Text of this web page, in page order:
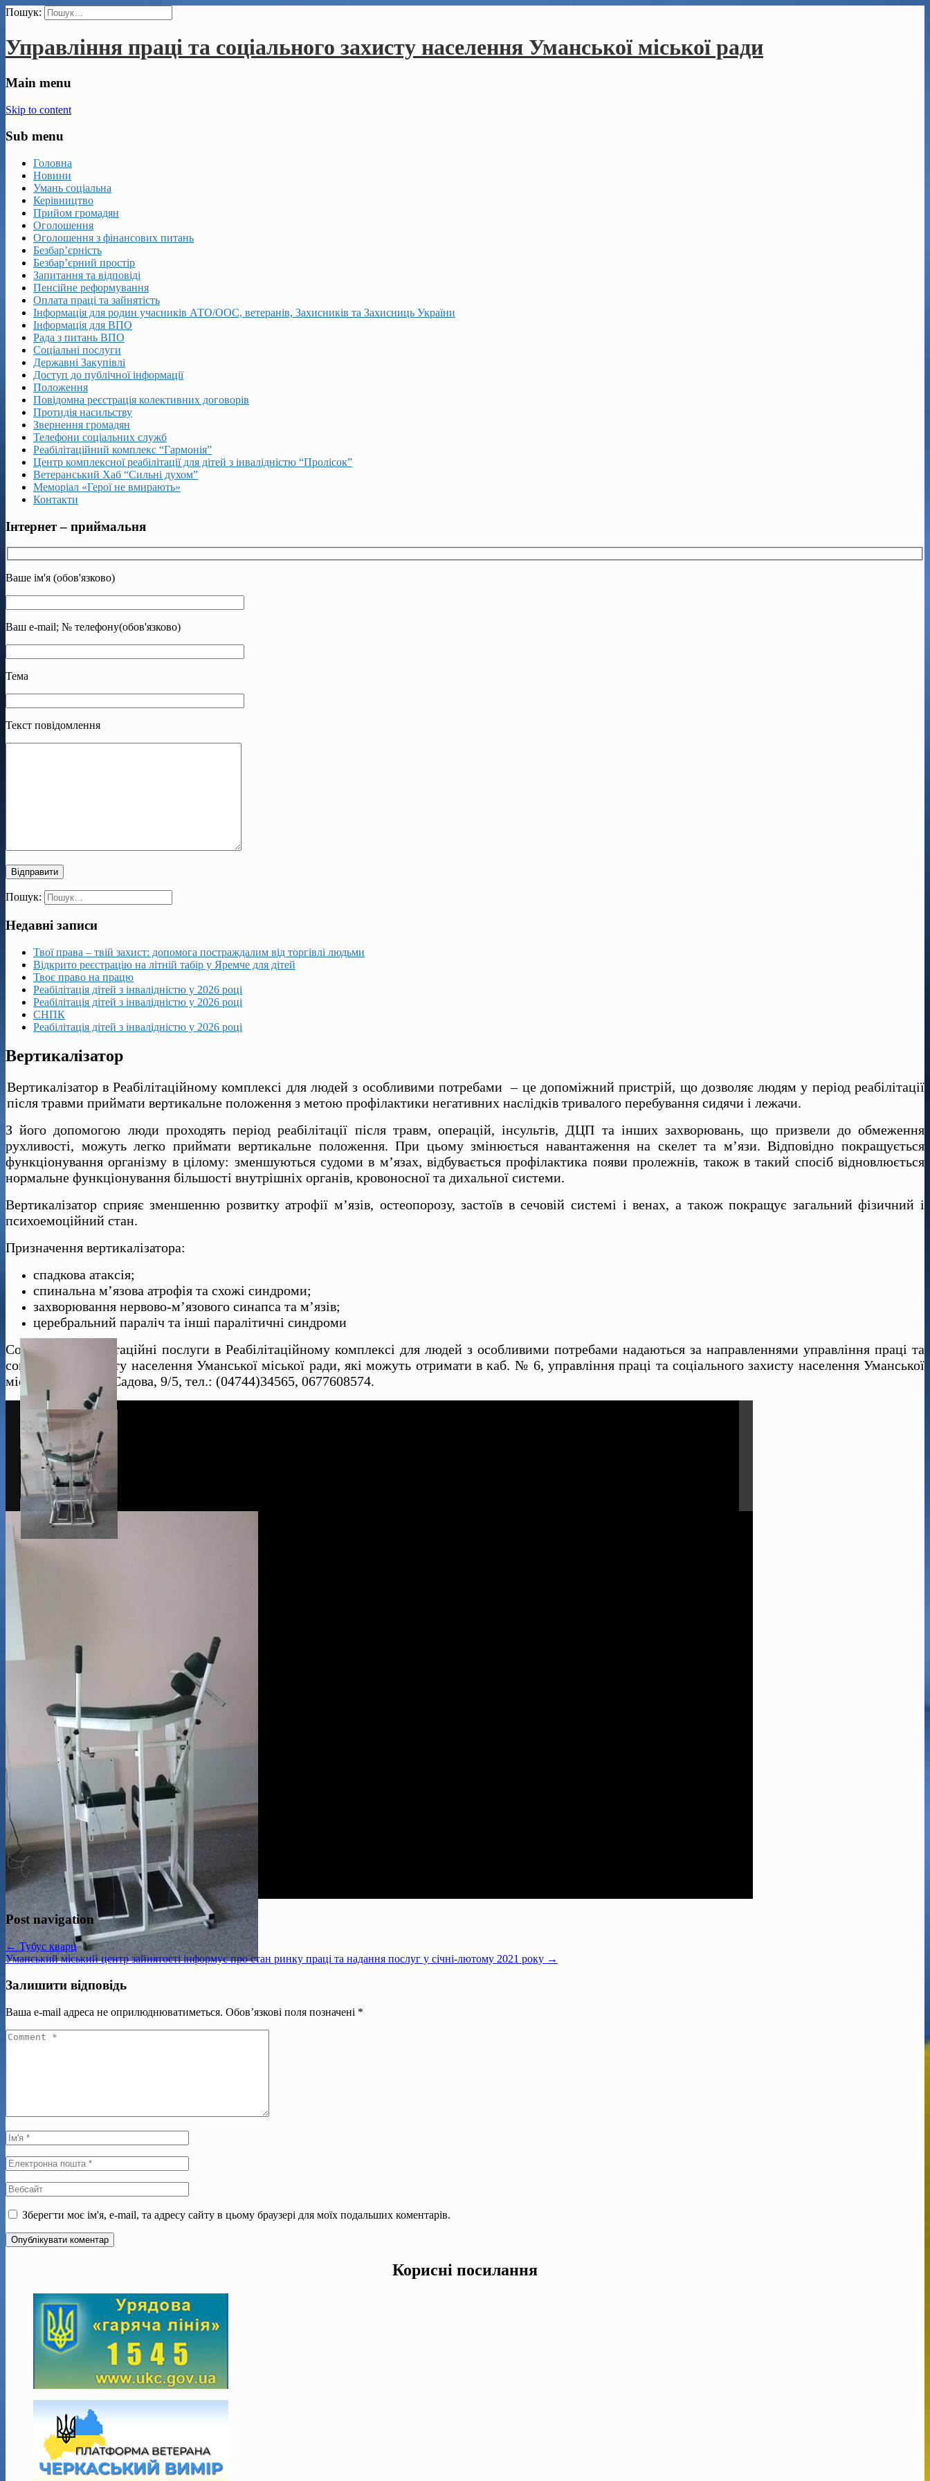
Пошук:
Управління праці та соціального захисту населення Уманської міської ради
Main menu
Skip to content
Sub menu
Головна
Новини
Умань соціальна
Керівництво
Прийом громадян
Оголошення
Оголошення з фінансових питань
Безбар’єрність
Безбар’єрний простір
Запитання та відповіді
Пенсійне реформування
Оплата праці та зайнятість
Інформація для родин учасників АТО/ООС, ветеранів, Захисників та Захисниць України
Інформація для ВПО
Рада з питань ВПО
Соціальні послуги
Державні Закупівлі
Доступ до публічної інформації
Положення
Повідомна реєстрація колективних договорів
Протидія насильству
Звернення громадян
Телефони соціальних служб
Реабілітаційний комплекс “Гармонія”
Центр комплексної реабілітації для дітей з інвалідністю “Пролісок”
Ветеранський Хаб “Сильні духом”
Меморіал «Герої не вмирають»
Контакти
Інтернет – приймальня
Ваше ім'я (обов'язково)
Ваш e-mail; № телефону(обов'язково)
Тема
Текст повідомлення
Пошук:
Недавні записи
Твої права – твій захист: допомога постраждалим від торгівлі людьми
Відкрито реєстрацію на літній табір у Яремче для дітей
Твоє право на працю
Реабілітація дітей з інвалідністю у 2026 році
Реабілітація дітей з інвалідністю у 2026 році
СНПК
Реабілітація дітей з інвалідністю у 2026 році
Вертикалізатор
Вертикалізатор в Реабілітаційному комплексі для людей з особливими потребами – це допоміжний пристрій, що дозволяє людям у період реабілітації
після травми приймати вертикальне положення з метою профілактики негативних наслідків тривалого перебування сидячи і лежачи.
З його допомогою люди проходять період реабілітації після травм, операцій, інсультів, ДЦП та інших захворювань, що призвели до обмеження
рухливості, можуть легко приймати вертикальне положення. При цьому змінюється навантаження на скелет та м’язи. Відповідно покращується
функціонування організму в цілому: зменшуються судоми в м’язах, відбувається профілактика появи пролежнів, також в такий спосіб відновлюється
нормальне функціонування більшості внутрішніх органів, кровоносної та дихальної системи.
Вертикалізатор сприяє зменшенню розвитку атрофії м’язів, остеопорозу, застоїв в сечовій системі і венах, а також покращує загальний фізичний і
психоемоційний стан.
Призначення вертикалізатора:
спадкова атаксія;
спинальна м’язова атрофія та схожі синдроми;
захворювання нервово-м’язового синапса та м’язів;
церебральний параліч та інші паралітичні синдроми
Соціально-реабілітаційні послуги в Реабілітаційному комплексі для людей з особливими потребами надаються за направленнями управління праці та
соціального захисту населення Уманської міської ради, які можуть отримати в каб. № 6, управління праці та соціального захисту населення Уманської
міської ради, вул. Садова, 9/5, тел.: (04744)34565, 0677608574.
Post navigation
← Тубус кварц
Уманський міський центр зайнятості інформує про стан ринку праці та надання послуг у січні-лютому 2021 року →
Залишити відповідь
Ваша e-mail адреса не оприлюднюватиметься. Обов’язкові поля позначені *
Зберегти моє ім'я, e-mail, та адресу сайту в цьому браузері для моїх подальших коментарів.
Корисні посилання